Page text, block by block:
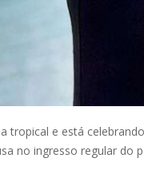
tropical e está
no ingresso regular